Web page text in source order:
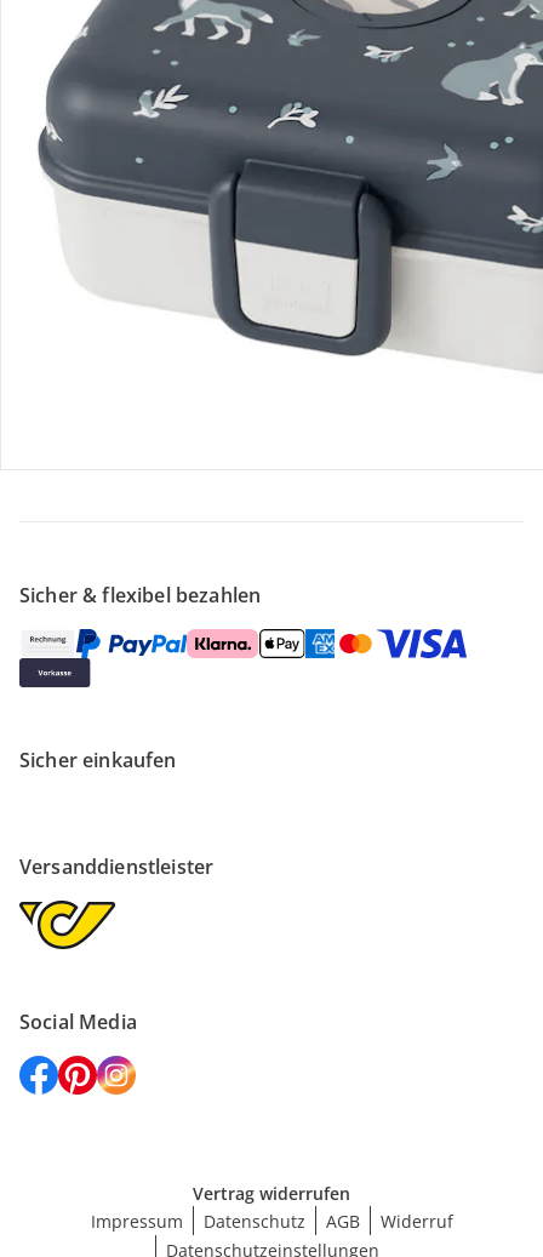
Bestellung & Lieferung
Retoure & Reklamation
Gutscheine & Aktionen
Kontakt & Service
Sicher & flexibel bezahlen
Sicher einkaufen
Versanddienstleister
Social Media
Vertrag widerrufen
Impressum
Datenschutz AGB
Widerruf
Datenschutzeinstellungen